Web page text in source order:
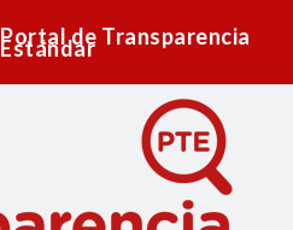
Portal de Transparencia
Estándar